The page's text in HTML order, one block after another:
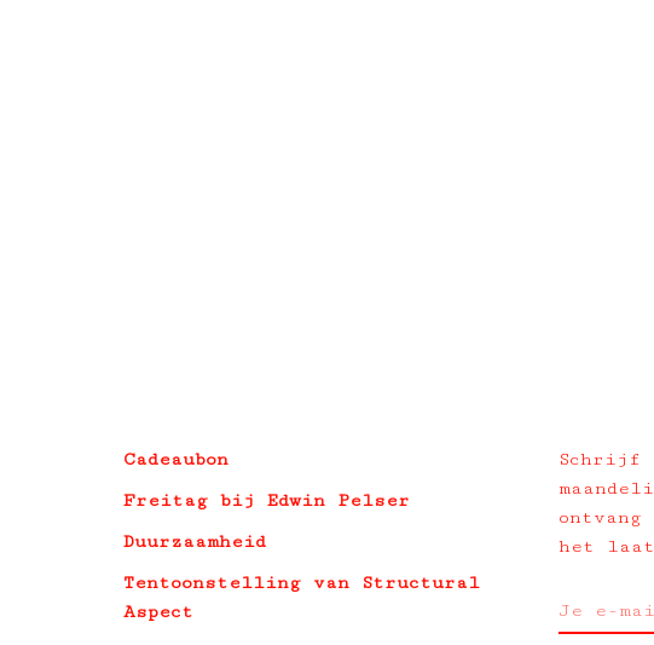
Cadeaubon
Freitag bij Edwin Pelser
Duurzaamheid
Tentoonstelling van Structural
Aspect
Schrijf
ontvang
het